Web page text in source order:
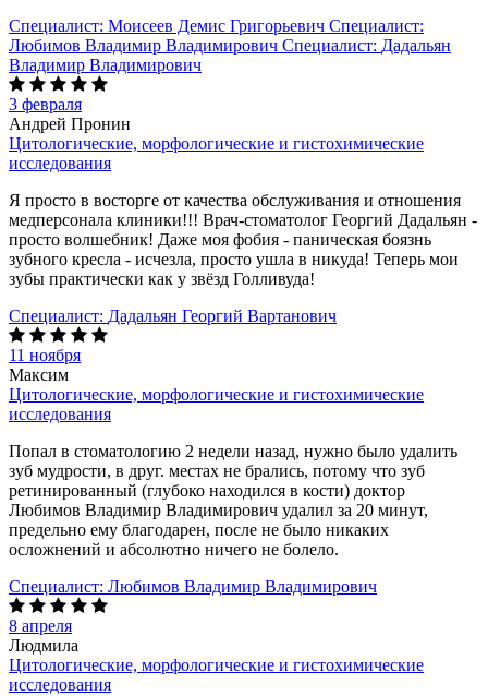
Специалист: Моисеев Демис Григорьевич Специалист:
Любимов Владимир Владимирович Специалист: Дадальян
Владимир Владимирович
3 февраля
Андрей Пронин
Цитологические, морфологические и гистохимические
исследования
Я просто в восторге от качества обслуживания и отношения
медперсонала клиники!!! Врач-стоматолог Георгий Дадальян -
просто волшебник! Даже моя фобия - паническая боязнь
зубного кресла - исчезла, просто ушла в никуда! Теперь мои
зубы практически как у звёзд Голливуда!
Специалист: Дадальян Георгий Вартанович
11 ноября
Максим
Цитологические, морфологические и гистохимические
исследования
Попал в стоматологию 2 недели назад, нужно было удалить
зуб мудрости, в друг. местах не брались, потому что зуб
ретинированный (глубоко находился в кости) доктор
Любимов Владимир Владимирович удалил за 20 минут,
предельно ему благодарен, после не было никаких
осложнений и абсолютно ничего не болело.
Специалист: Любимов Владимир Владимирович
8 апреля
Людмила
Цитологические, морфологические и гистохимические
исследования